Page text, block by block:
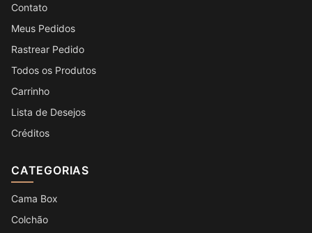
Contato
Meus Pedidos
Rastrear Pedido
Todos os Produtos
Carrinho
Lista de Desejos
Créditos
CATEGORIAS
Cama Box
Colchão